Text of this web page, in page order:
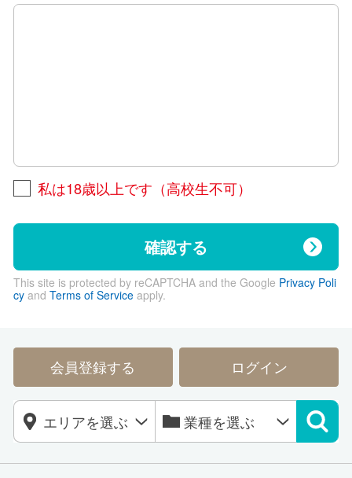
私は18歳以上です（高校生不可）
確認する
This site is protected by reCAPTCHA and the Google Privacy Poli
cyand Terms of Serviceapply.
会員登録する ログイン